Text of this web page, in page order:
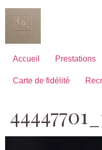
Aller
contenu
Accueil Prestations
Carte de fidélité